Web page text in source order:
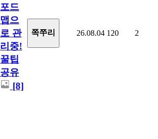
포드
맵으
로 관
리중!
꿀팁
공유
[8]
쪽쭈리 26.08.04 120 2